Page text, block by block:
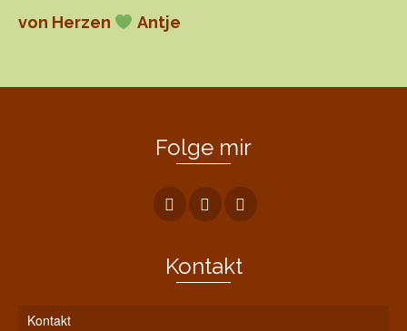
von Herzen
Antje
Folge mir
Kontakt
Kontakt